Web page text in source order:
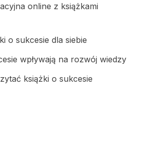
online z książkami
o sukcesie dla siebie
wpływają na rozwój wiedzy
książki o sukcesie